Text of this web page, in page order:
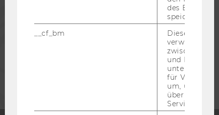
MITARBEITENDE
des
speichern.
__cf_bm
Dieses
verwendet,
zwischen
und Bots zu
für Vimeo
um, um
über die
Service zu